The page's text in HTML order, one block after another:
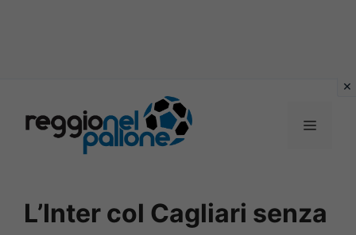
contenuto
MENU
L’Inter col Cagliari senza